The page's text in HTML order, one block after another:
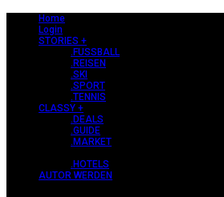
Home
Login
STORIES +
.FUSSBALL
.REISEN
.SKI
.SPORT
.TENNIS
CLASSY +
.DEALS
.GUIDE
.MARKET
.HOTELS
AUTOR WERDEN